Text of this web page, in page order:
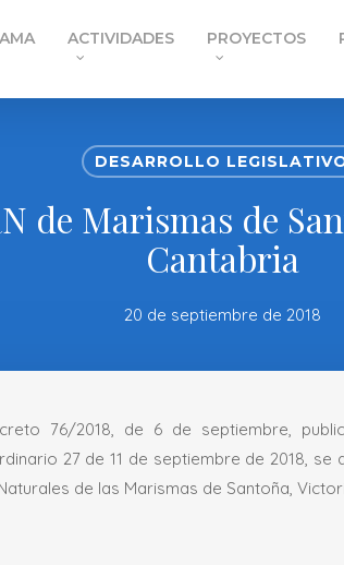
ACTIVIDADES PROYECTOS
DESARROLLO
de Marismas de
Cantabria
20 de septiembre de 2018
76/2018, de 6 de septiembre,
27 de 11 de septiembre de 2018, se
de las Marismas de Santoña,